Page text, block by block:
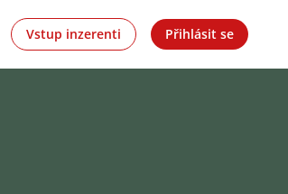
Vstup inzerenti Přihlásit se